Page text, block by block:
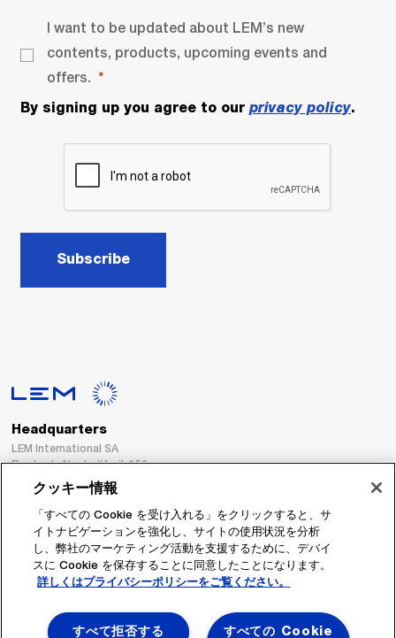
I want to be updated about LEM’s new
contents, products, upcoming events and
offers.
By signing up you agree to our privacy policy.
Subscribe
Headquarters
LEM International SA
Route du Nant-d’Avril, 152
1217 Meyrin
Switzerland
Tel. :
+41 22 706 11 11
Fax : +41 22 794 94 78
フォローする
クッキー情報
「すべての Cookie を受け入れる」をクリックすると、サ
イトナビゲーションを強化し、サイトの使用状況を分析
し、弊社のマーケティング活動を支援するために、デバイ
スに Cookie を保存することに同意したことになります。
詳しくはプライバシーポリシーをご覧ください。
すべての Cookie
すべて拒否する